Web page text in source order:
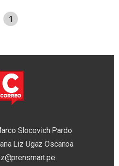
1
Slocovich Pardo
Liz Ugaz Oscanoa